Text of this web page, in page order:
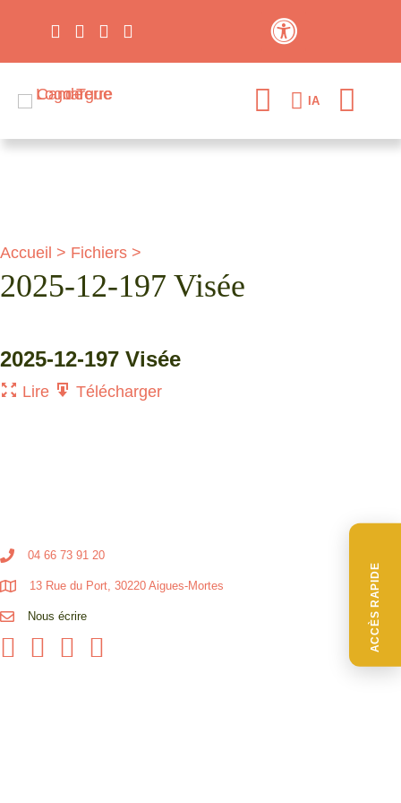
ACCÈS RAPIDE
IA
Accueil > Fichiers >
2025-12-197 Visée
2025-12-197 Visée
Lire Télécharger
04 66 73 91 20
13 Rue du Port, 30220 Aigues-Mortes
Nous écrire